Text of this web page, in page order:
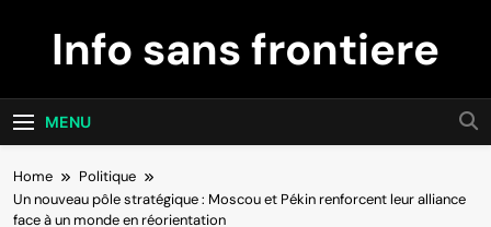
contentInfo sans frontiere
MENU
Home
Politique
Un nouveau pôle stratégique : Moscou et Pékin renforcent leur alliance
face à un monde en réorientation